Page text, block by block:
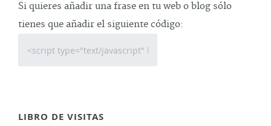
Si quieres añadir una frase en tu web o blog sólo
tienes que añadir el siguiente código:
LIBRO DE VISITAS